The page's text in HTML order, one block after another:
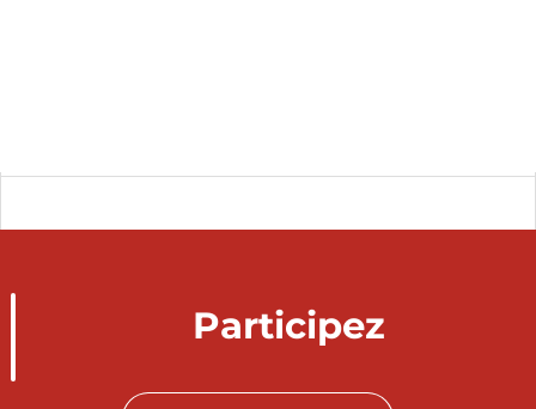
Participez